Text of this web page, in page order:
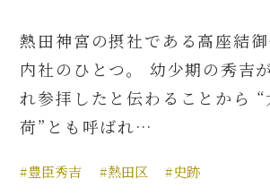
熱田神宮の摂社である高座結
内社のひとつ。 幼少期の秀吉
れ参拝したと伝わることから “
荷”とも呼ばれ…
#豊臣秀吉 #熱田区 #史跡